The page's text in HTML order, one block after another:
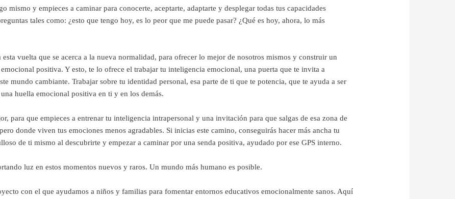
mismo y empieces a caminar para conocerte, aceptarte, adaptarte y desplegar todas tus capacidades
tales como: ¿esto que tengo hoy, es lo peor que me puede pasar? ¿Qué es hoy, ahora, lo más
vuelta que se acerca a la nueva normalidad, para ofrecer lo mejor de nosotros mismos y construir un
positiva. Y esto, te lo ofrece el trabajar tu inteligencia emocional, una puerta que te invita a
mundo cambiante. Trabajar sobre tu identidad personal, esa parte de ti que te potencia, que te ayuda a ser
huella emocional positiva en ti y en los demás.
para que empieces a entrenar tu inteligencia intrapersonal y una invitación para que salgas de esa zona de
donde viven tus emociones menos agradables. Si inicias este camino, conseguirás hacer más ancha tu
de ti mismo al descubrirte y empezar a caminar por una senda positiva, ayudado por ese GPS interno.
luz en estos momentos nuevos y raros. Un mundo más humano es posible.
con el que ayudamos a niños y familias para fomentar entornos educativos emocionalmente sanos. Aquí